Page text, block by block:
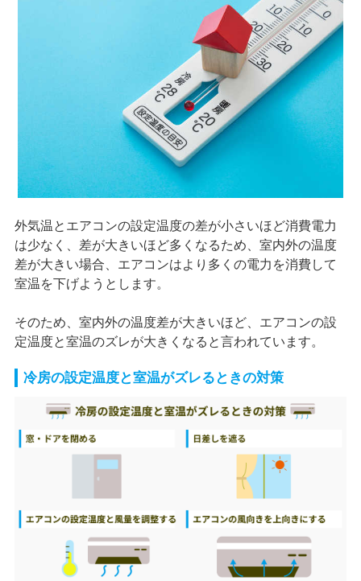
外気温とエアコンの設定温度の差が小さいほど消費電力
は少なく、差が大きいほど多くなるため、室内外の温度
差が大きい場合、エアコンはより多くの電力を消費して
室温を下げようとします。
そのため、室内外の温度差が大きいほど、エアコンの設
定温度と室温のズレが大きくなると言われています。
冷房の設定温度と室温がズレるときの対策